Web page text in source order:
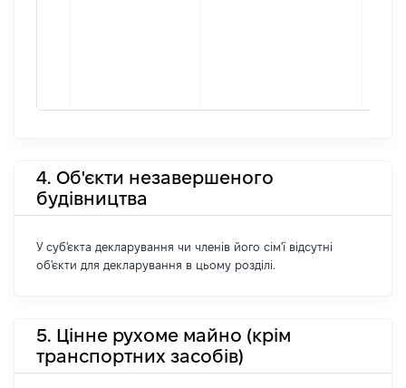
4. Об'єкти незавершеного
будівництва
У суб'єкта декларування чи членів його сім'ї відсутні
об'єкти для декларування в цьому розділі.
5. Цінне рухоме майно (крім
транспортних засобів)